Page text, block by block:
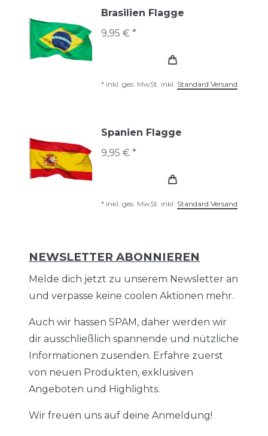
Brasilien Flagge
9,95 € *
* inkl. ges. MwSt. inkl. Standard Versand
Spanien Flagge
9,95 € *
* inkl. ges. MwSt. inkl. Standard Versand
NEWSLETTER ABONNIEREN
Melde dich jetzt zu unserem Newsletter an
und verpasse keine coolen Aktionen mehr.
Auch wir hassen SPAM, daher werden wir
dir ausschließlich spannende und nützliche
Informationen zusenden. Erfahre zuerst
von neuen Produkten, exklusiven
Angeboten und Highlights.
Wir freuen uns auf deine Anmeldung!